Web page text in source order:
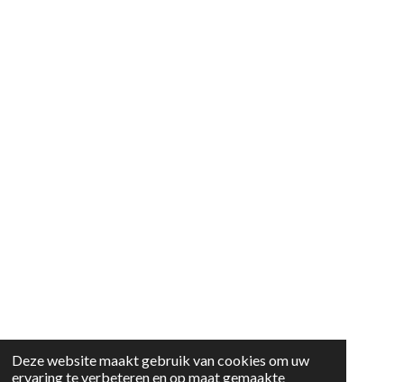
Deze website maakt gebruik van cookies om uw
ervaring te verbeteren en op maat gemaakte